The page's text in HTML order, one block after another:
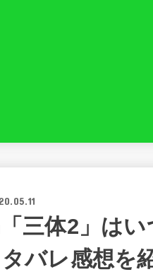
三体2」は
バレ感想を